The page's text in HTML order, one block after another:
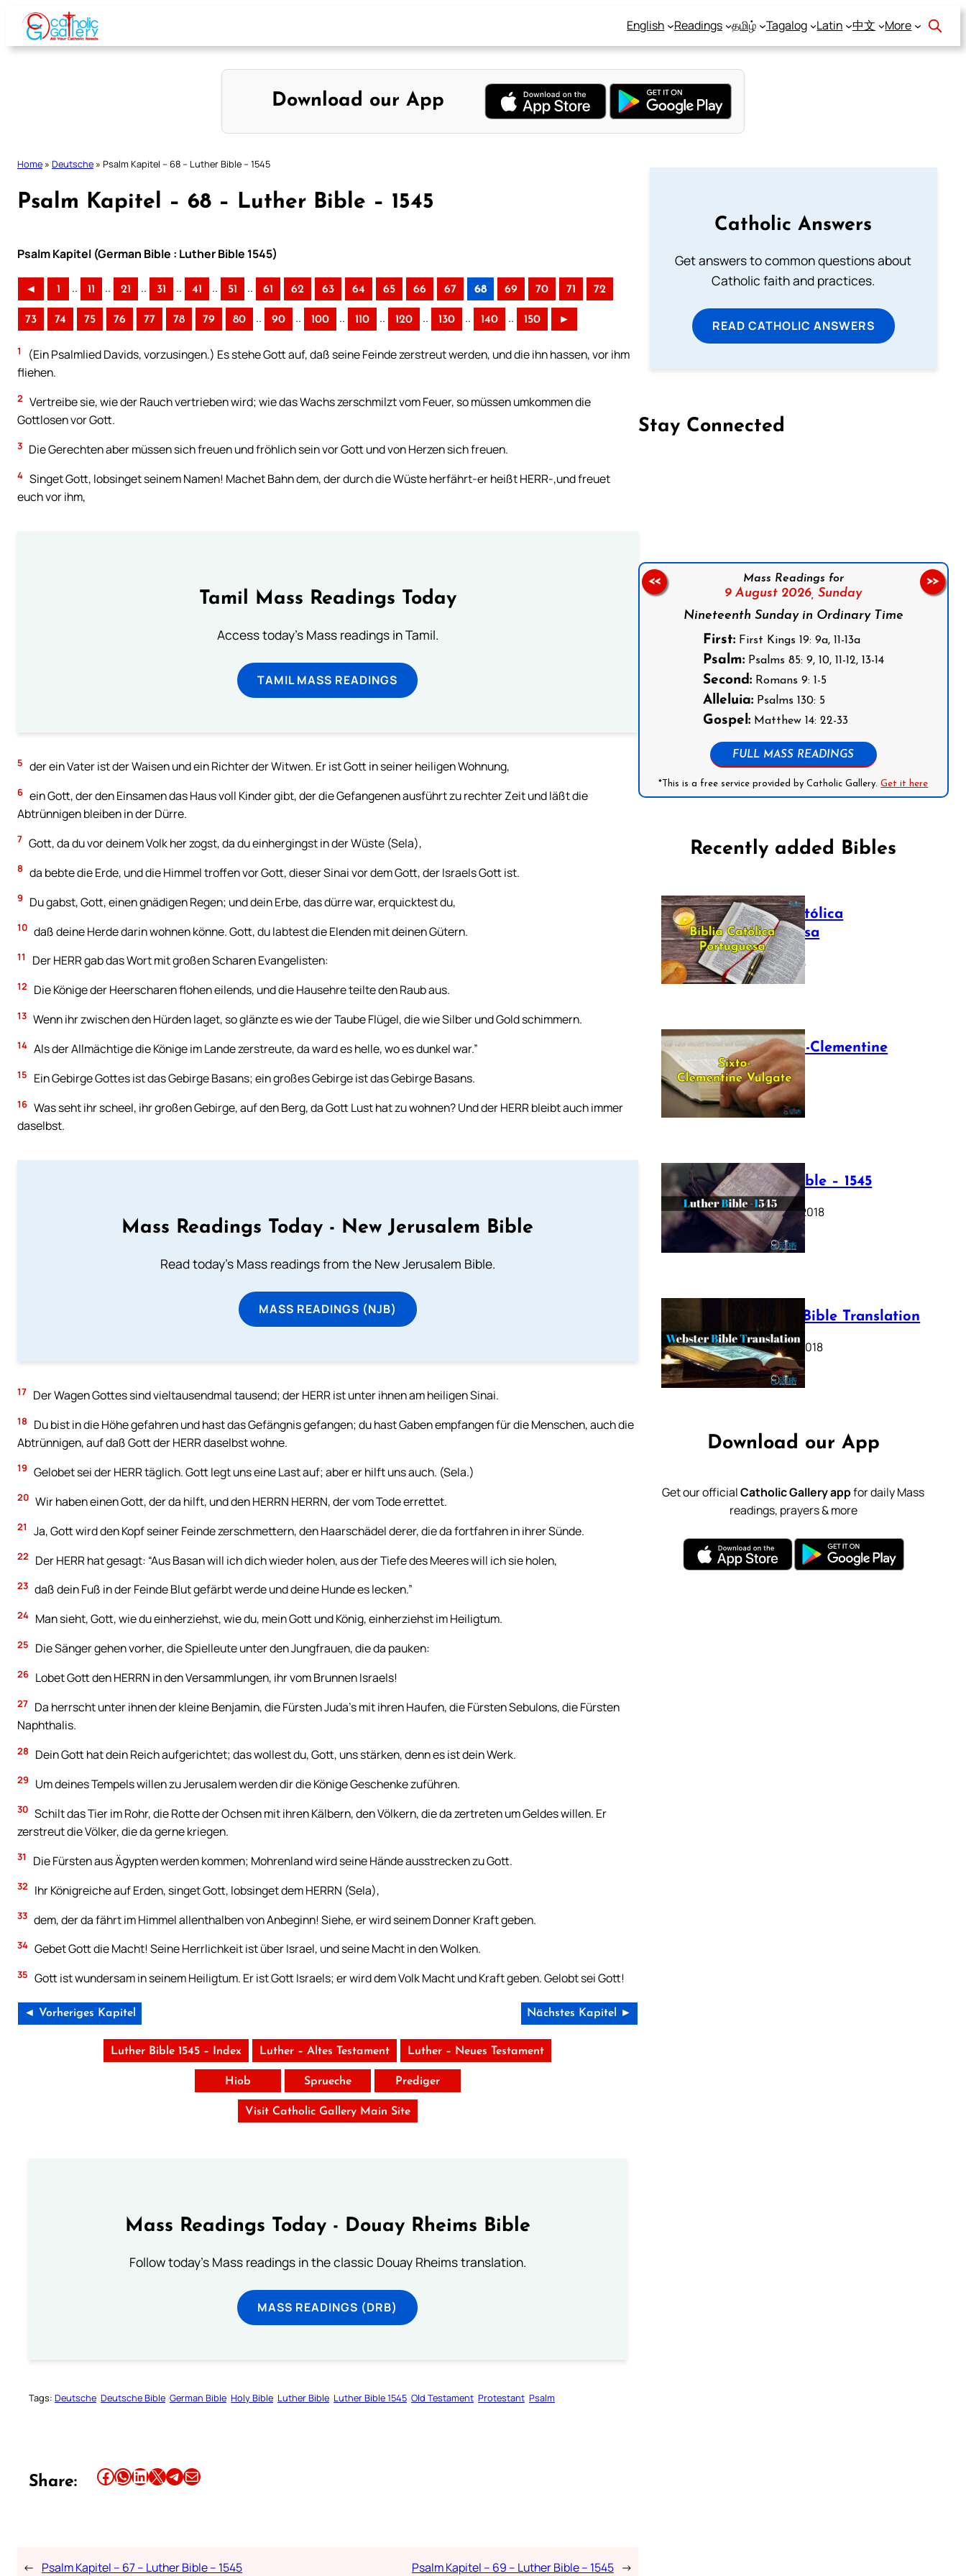
Skip
content
English Readings தமிழ் Tagalog Latin 中文 More
Download our App
Home » Deutsche » Psalm Kapitel – 68 – Luther Bible – 1545
Psalm Kapitel – 68 – Luther Bible – 1545
Psalm Kapitel (German Bible : Luther Bible 1545)
◄ 1 .. 11 .. 21 .. 31 .. 41 .. 51 .. 61 62 63 64 65 66 67 68 69 70 71 72
73 74 75 76 77 78 79 80 .. 90 .. 100 .. 110 .. 120 .. 130 .. 140 .. 150 ►
1
(Ein Psalmlied Davids, vorzusingen.) Es stehe Gott auf, daß seine Feinde zerstreut werden, und die ihn hassen, vor ihm
fliehen.
2 Vertreibe sie, wie der Rauch vertrieben wird; wie das Wachs zerschmilzt vom Feuer, so müssen umkommen die
Gottlosen vor Gott.
3 Die Gerechten aber müssen sich freuen und fröhlich sein vor Gott und von Herzen sich freuen.
4 Singet Gott, lobsinget seinem Namen! Machet Bahn dem, der durch die Wüste herfährt-er heißt HERR-,und freuet
euch vor ihm,
Tamil Mass Readings Today
Access today's Mass readings in Tamil.
TAMIL MASS READINGS
5 der ein Vater ist der Waisen und ein Richter der Witwen. Er ist Gott in seiner heiligen Wohnung,
6 ein Gott, der den Einsamen das Haus voll Kinder gibt, der die Gefangenen ausführt zu rechter Zeit und läßt die
Abtrünnigen bleiben in der Dürre.
7 Gott, da du vor deinem Volk her zogst, da du einhergingst in der Wüste (Sela),
8 da bebte die Erde, und die Himmel troffen vor Gott, dieser Sinai vor dem Gott, der Israels Gott ist.
9 Du gabst, Gott, einen gnädigen Regen; und dein Erbe, das dürre war, erquicktest du,
10 daß deine Herde darin wohnen könne. Gott, du labtest die Elenden mit deinen Gütern.
11 Der HERR gab das Wort mit großen Scharen Evangelisten:
12 Die Könige der Heerscharen flohen eilends, und die Hausehre teilte den Raub aus.
13 Wenn ihr zwischen den Hürden laget, so glänzte es wie der Taube Flügel, die wie Silber und Gold schimmern.
14 Als der Allmächtige die Könige im Lande zerstreute, da ward es helle, wo es dunkel war.”
15 Ein Gebirge Gottes ist das Gebirge Basans; ein großes Gebirge ist das Gebirge Basans.
16 Was seht ihr scheel, ihr großen Gebirge, auf den Berg, da Gott Lust hat zu wohnen? Und der HERR bleibt auch immer
daselbst.
Mass Readings Today - New Jerusalem Bible
Read today's Mass readings from the New Jerusalem Bible.
MASS READINGS (NJB)
17 Der Wagen Gottes sind vieltausendmal tausend; der HERR ist unter ihnen am heiligen Sinai.
18
Du bist in die Höhe gefahren und hast das Gefängnis gefangen; du hast Gaben empfangen für die Menschen, auch die
Abtrünnigen, auf daß Gott der HERR daselbst wohne.
19 Gelobet sei der HERR täglich. Gott legt uns eine Last auf; aber er hilft uns auch. (Sela.)
20 Wir haben einen Gott, der da hilft, und den HERRN HERRN, der vom Tode errettet.
21 Ja, Gott wird den Kopf seiner Feinde zerschmettern, den Haarschädel derer, die da fortfahren in ihrer Sünde.
22 Der HERR hat gesagt: “Aus Basan will ich dich wieder holen, aus der Tiefe des Meeres will ich sie holen,
23 daß dein Fuß in der Feinde Blut gefärbt werde und deine Hunde es lecken.”
24 Man sieht, Gott, wie du einherziehst, wie du, mein Gott und König, einherziehst im Heiligtum.
25 Die Sänger gehen vorher, die Spielleute unter den Jungfrauen, die da pauken:
26 Lobet Gott den HERRN in den Versammlungen, ihr vom Brunnen Israels!
27 Da herrscht unter ihnen der kleine Benjamin, die Fürsten Juda’s mit ihren Haufen, die Fürsten Sebulons, die Fürsten
Naphthalis.
28 Dein Gott hat dein Reich aufgerichtet; das wollest du, Gott, uns stärken, denn es ist dein Werk.
29 Um deines Tempels willen zu Jerusalem werden dir die Könige Geschenke zuführen.
30 Schilt das Tier im Rohr, die Rotte der Ochsen mit ihren Kälbern, den Völkern, die da zertreten um Geldes willen. Er
zerstreut die Völker, die da gerne kriegen.
31 Die Fürsten aus Ägypten werden kommen; Mohrenland wird seine Hände ausstrecken zu Gott.
32 Ihr Königreiche auf Erden, singet Gott, lobsinget dem HERRN (Sela),
33 dem, der da fährt im Himmel allenthalben von Anbeginn! Siehe, er wird seinem Donner Kraft geben.
34 Gebet Gott die Macht! Seine Herrlichkeit ist über Israel, und seine Macht in den Wolken.
35 Gott ist wundersam in seinem Heiligtum. Er ist Gott Israels; er wird dem Volk Macht und Kraft geben. Gelobt sei Gott!
◄ Vorheriges Kapitel Nächstes Kapitel ►
Luther Bible 1545 – Index Luther – Altes Testament Luther – Neues Testament
Hiob Sprueche Prediger
Visit Catholic Gallery Main Site
Mass Readings Today - Douay Rheims Bible
Follow today's Mass readings in the classic Douay Rheims translation.
MASS READINGS (DRB)
Tags: Deutsche Deutsche Bible German Bible Holy Bible Luther Bible Luther Bible 1545 Old Testament Protestant Psalm
Share: Share this article on Facebook Share this article on WhatsApp Share this article on LinkedIn Share this article on X Share this article on TelegramEmail this Article
← Psalm Kapitel – 67 – Luther Bible – 1545 Psalm Kapitel – 69 – Luther Bible – 1545 →
Catholic Answers
Get answers to common questions about
Catholic faith and practices.
READ CATHOLIC ANSWERS
Stay Connected
Mass Readings for
9 August 2026, Sunday
Nineteenth Sunday in Ordinary Time
First:First Kings 19: 9a, 11-13a
Psalm:Psalms 85: 9, 10, 11-12, 13-14
Second:Romans 9: 1-5
Alleluia:Psalms 130: 5
Gospel:Matthew 14: 22-33
FULL MASS READINGS
*This is a free service provided by Catholic Gallery.Get it here
<< >>
Recently added Bibles
Bíblia Católica
Portuguesa
July 16, 2025
The Sixto-Clementine
Vulgate
July 12, 2025
Luther Bible – 1545
October 17, 2018
Webster Bible Translation
October 11, 2018
Download our App
Get our officialCatholic Gallery appfor daily Mass
readings, prayers & more